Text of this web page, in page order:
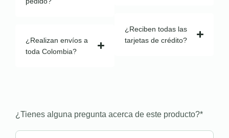
¿Realizan envíos a
toda Colombia?
¿Reciben todas las
tarjetas de crédito?
¿Tienes alguna pregunta acerca de este producto?*